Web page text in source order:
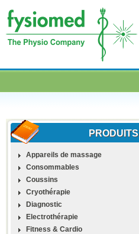
PRODUITS
Appareils de massage
Consommables
Coussins
Cryothérapie
Diagnostic
Electrothérapie
Fitness & Cardio